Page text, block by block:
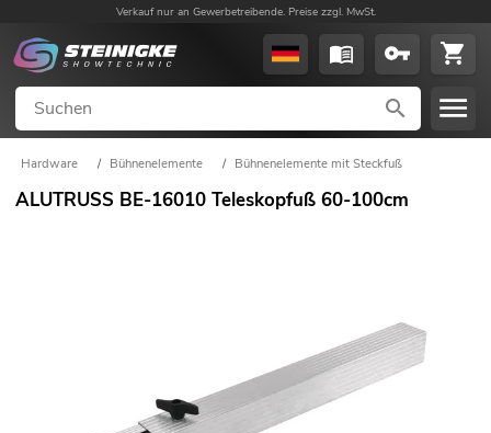
Verkauf nur an Gewerbetreibende. Preise zzgl. MwSt.
Hardware / Bühnenelemente / Bühnenelemente mit Steckfuß
ALUTRUSS BE-16010 Teleskopfuß 60-100cm